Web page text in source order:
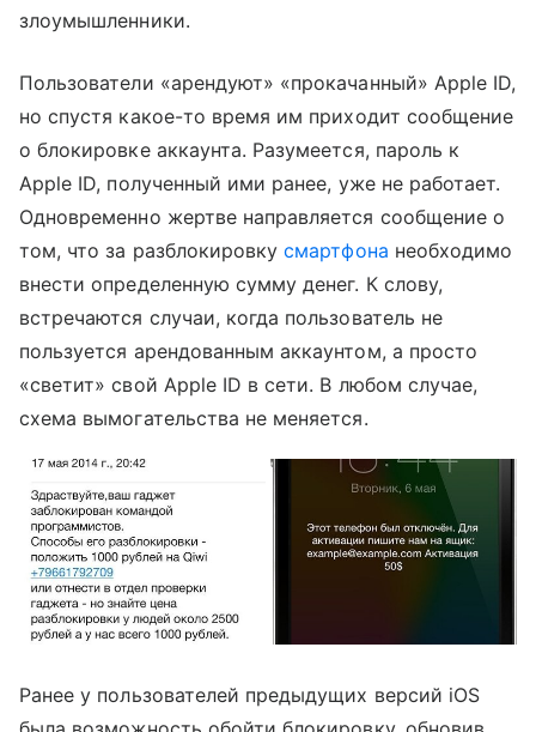
злоумышленники.
Пользователи «арендуют» «прокачанный» Apple ID,
но спустя какое-то время им приходит сообщение
о блокировке аккаунта. Разумеется, пароль к
Apple ID, полученный ими ранее, уже не работает.
Одновременно жертве направляется сообщение о
том, что за разблокировкусмартфона необходимо
внести определенную сумму денег. К слову,
встречаются случаи, когда пользователь не
пользуется арендованным аккаунтом, а просто
«светит» свой Apple ID в сети. В любом случае,
схема вымогательства не меняется.
Ранее у пользователей предыдущих версий iOS